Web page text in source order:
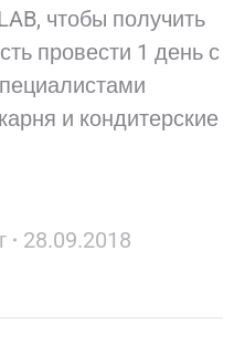
чтобы получить
провести 1 день с
и кондитерские
28.09.2018